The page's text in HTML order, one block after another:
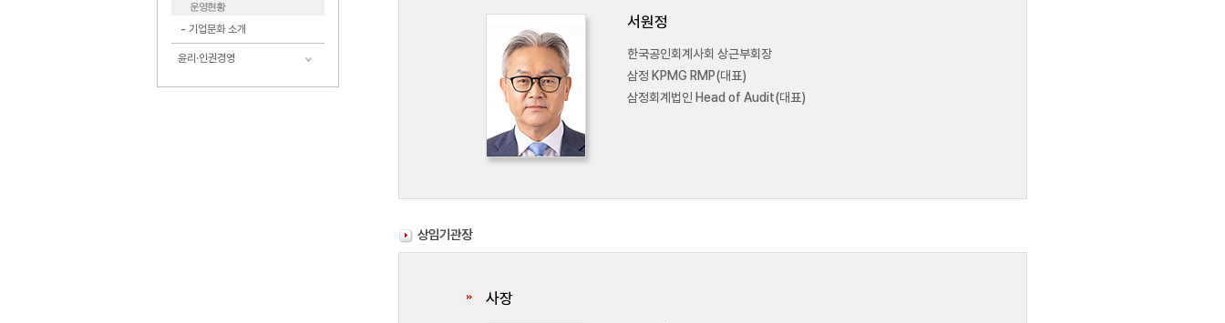
운영현황
기업문화 소개
윤리·인권경영
서원정
한국공인회계사회 상근부회장
삼정 KPMG RMP(대표)
삼정회계법인 Head of Audit(대표)
상임기관장
사장